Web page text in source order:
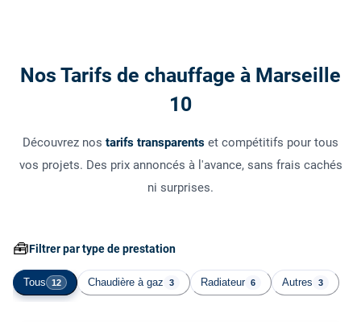
Nos Tarifs de chauffage à Marseille
10
Découvrez nos tarifs transparents et compétitifs pour tous
vos projets. Des prix annoncés à l'avance, sans frais cachés
ni surprises.
🧰Filtrer par type de prestation
Tous 12 Chaudière à gaz 3 Radiateur 6 Autres 3